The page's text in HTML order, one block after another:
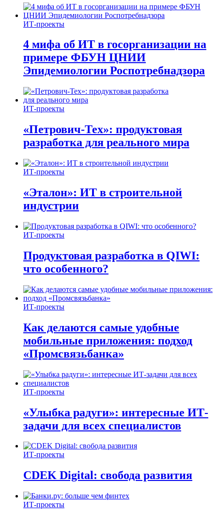
ИТ-проекты
4 мифа об ИТ в госорганизации на
примере ФБУН ЦНИИ
Эпидемиологии Роспотребнадзора
ИТ-проекты
«Петрович-Тех»: продуктовая
разработка для реального мира
ИТ-проекты
«Эталон»: ИТ в строительной
индустрии
ИТ-проекты
Продуктовая разработка в QIWI:
что особенного?
ИТ-проекты
Как делаются самые удобные
мобильные приложения: подход
«Промсвязьбанка»
ИТ-проекты
«Улыбка радуги»: интересные ИТ-
задачи для всех специалистов
ИТ-проекты
CDEK Digital: свобода развития
ИТ-проекты